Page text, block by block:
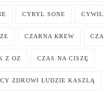
CYRYL SONE
CZARNA KREW
Z OZ CZAS NA CISZĘ
ZDROWI LUDZIE KASZLĄ